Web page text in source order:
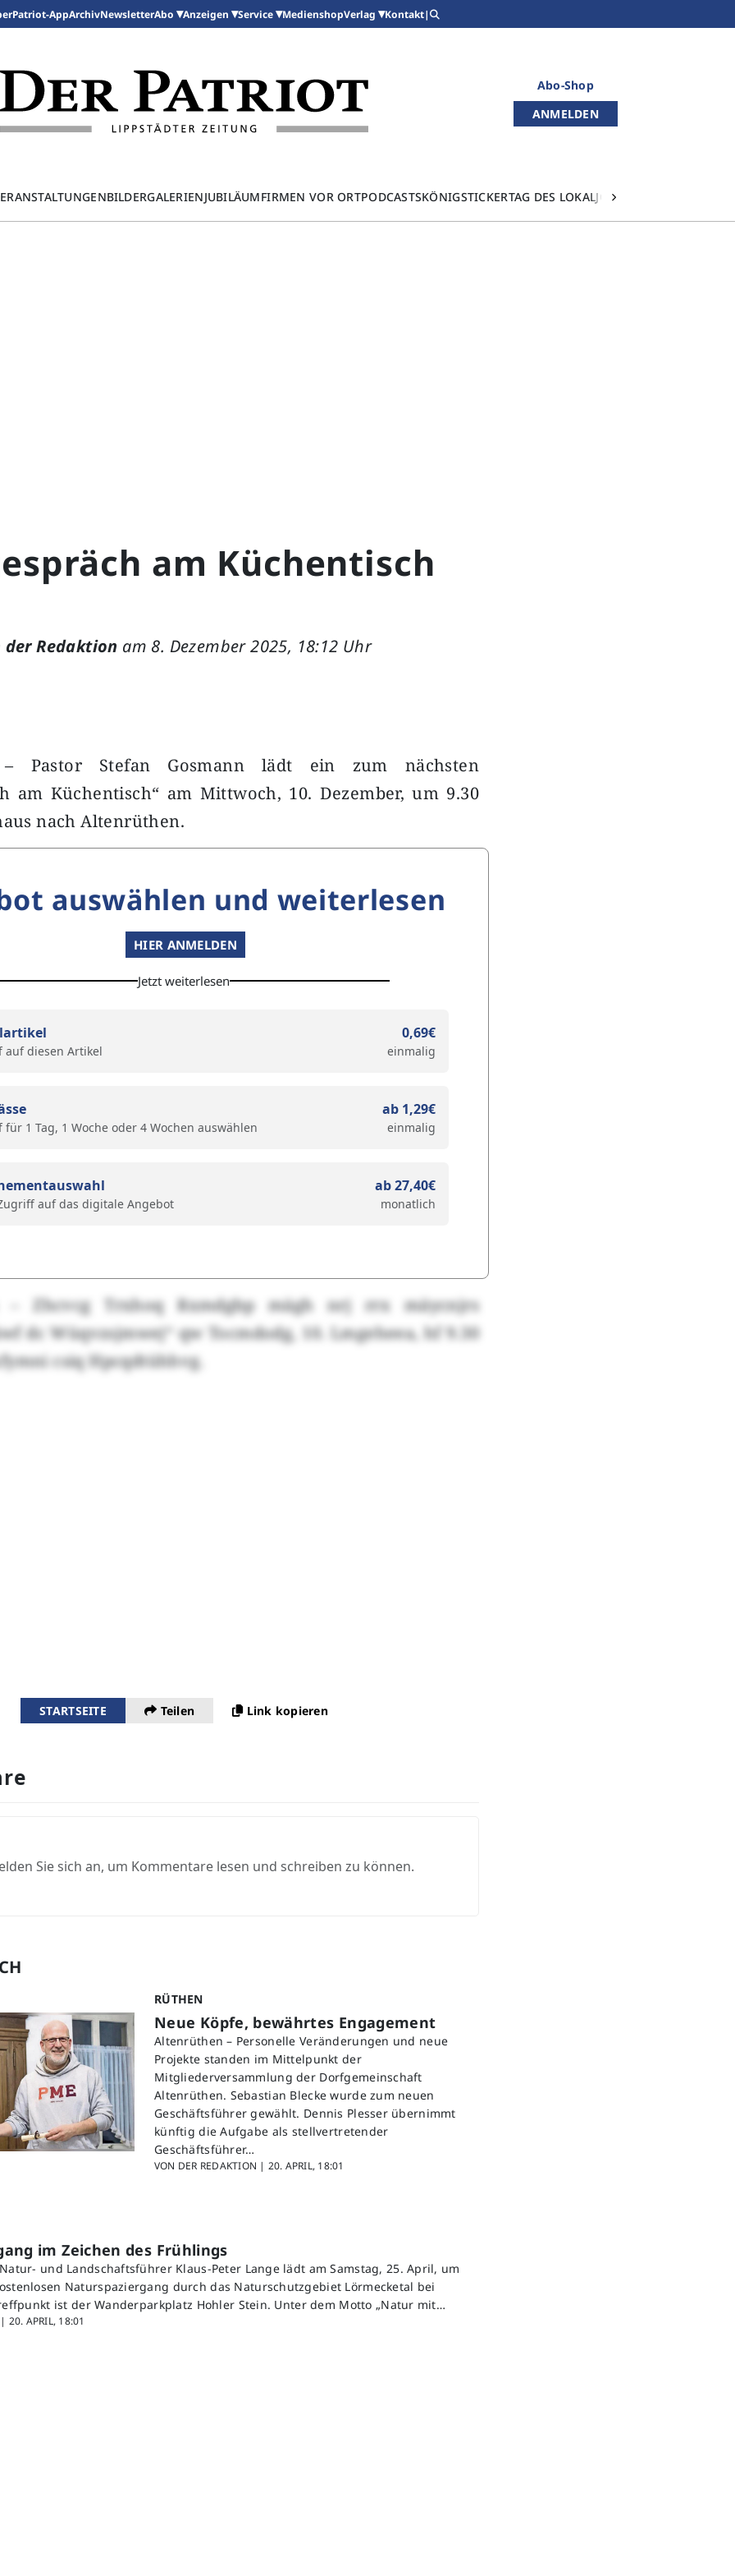
Patriot-AppArchivNewsletterAbo Anzeigen Service MedienshopVerlag Kontakt|
Abo-Shop
ANMELDEN
BILDERGALERIENJUBILÄUMFIRMEN VOR ORTPODCASTSKÖNIGSTICKERTAG DES LOKALJOURNALISMUS
am Küchentisch
der Redaktion am 8. Dezember 2025, 18:12 Uhr
– Pastor Stefan Gosmann lädt ein zum nächsten
am Küchentisch“ am Mittwoch, 10. Dezember, um 9.30
nach Altenrüthen.
auswählen und weiterlesen
HIER ANMELDEN
Jetzt weiterlesen
auf diesen Artikel
0,69€
einmalig
1 Tag, 1 Woche oder 4 Wochen auswählen
ab 1,29€
einmalig
auf das digitale Angebot
ab 27,40€
monatlich
– Zhcvcg Trxhoq Rxmdgbp mägh nrj rrx mäycnjrs
dc Wüqvzsjmwej“ qw Tocmdodg, 10. Lmgeheea, hf 9.30
csiq Hpcqdtühhvg.
STARTSEITE Teilen Link kopieren
Sie sich an, um Kommentare lesen und schreiben zu können.
RÜTHEN
Neue Köpfe, bewährtes Engagement
Altenrüthen – Personelle Veränderungen und neue
Projekte standen im Mittelpunkt der
Mitgliederversammlung der Dorfgemeinschaft
Altenrüthen. Sebastian Blecke wurde zum neuen
Geschäftsführer gewählt. Dennis Plesser übernimmt
künftig die Aufgabe als stellvertretender
Geschäftsführer…
VON DER REDAKTION | 20. APRIL, 18:01
im Zeichen des Frühlings
und Landschaftsführer Klaus-Peter Lange lädt am Samstag, 25. April, um
Naturspaziergang durch das Naturschutzgebiet Lörmecketal bei
ist der Wanderparkplatz Hohler Stein. Unter dem Motto „Natur mit…
20. APRIL, 18:01